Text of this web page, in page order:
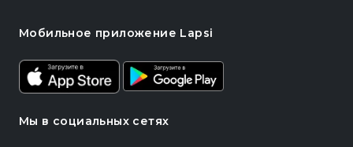
Мобильное приложение Lapsi
Мы в социальных сетях